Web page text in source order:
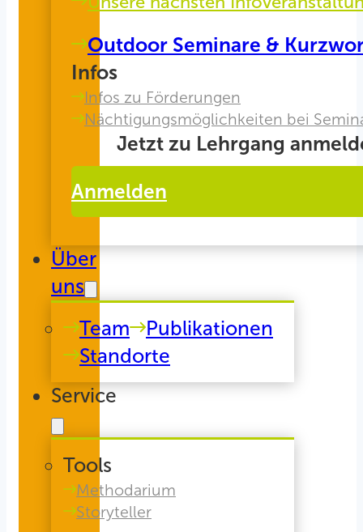
Outdoor Seminare &
Infos
Infos zu Förderungen
Nächtigungsmöglichkeiten bei
Jetzt zu Lehrgang
Anmelden
Über
uns
Team
Publikationen
Standorte
Service
Tools
Methodarium
Storyteller